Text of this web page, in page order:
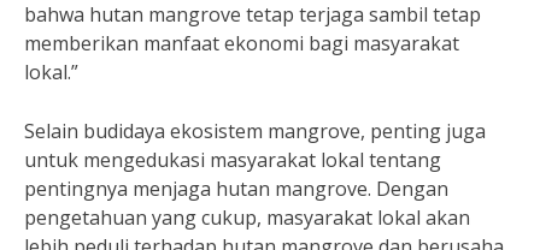
bahwa hutan mangrove tetap terjaga sambil tetap
memberikan manfaat ekonomi bagi masyarakat
lokal.”
Selain budidaya ekosistem mangrove, penting juga
untuk mengedukasi masyarakat lokal tentang
pentingnya menjaga hutan mangrove. Dengan
pengetahuan yang cukup, masyarakat lokal akan